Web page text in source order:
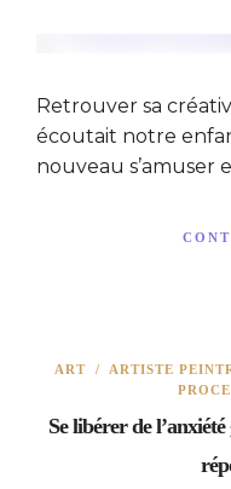
Retrouver sa
écoutait notre
nouveau s’amuser
ART/ ARTISTE
Se libérer de